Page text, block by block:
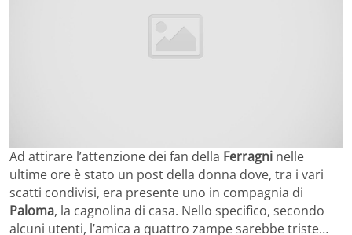
Ad attirare l’attenzione dei fan della Ferragni nelle
ultime ore è stato un post della donna dove, tra i vari
scatti condivisi, era presente uno in compagnia di
Paloma, la cagnolina di casa. Nello specifico, secondo
alcuni utenti, l’amica a quattro zampe sarebbe triste…